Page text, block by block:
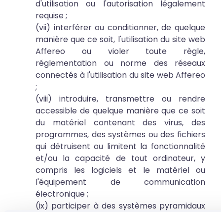
d'utilisation ou l'autorisation légalement
requise ;
(vii) interférer ou conditionner, de quelque
manière que ce soit, l'utilisation du site web
Affereo ou violer toute règle,
réglementation ou norme des réseaux
connectés à l'utilisation du site web Affereo
;
(viii) introduire, transmettre ou rendre
accessible de quelque manière que ce soit
du matériel contenant des virus, des
programmes, des systèmes ou des fichiers
qui détruisent ou limitent la fonctionnalité
et/ou la capacité de tout ordinateur, y
compris les logiciels et le matériel ou
l'équipement de communication
électronique ;
(ix) participer à des systèmes pyramidaux